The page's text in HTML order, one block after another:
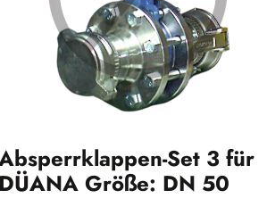
Set 3 für
DÜANA Größe: DN 50